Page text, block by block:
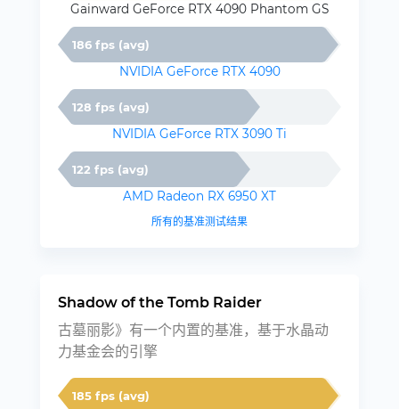
Gainward GeForce RTX 4090 Phantom GS
186 fps (avg)
NVIDIA GeForce RTX 4090
128 fps (avg)
NVIDIA GeForce RTX 3090 Ti
122 fps (avg)
AMD Radeon RX 6950 XT
所有的基准测试结果
Shadow of the Tomb Raider
古墓丽影》有一个内置的基准，基于水晶动
力基金会的引擎
185 fps (avg)